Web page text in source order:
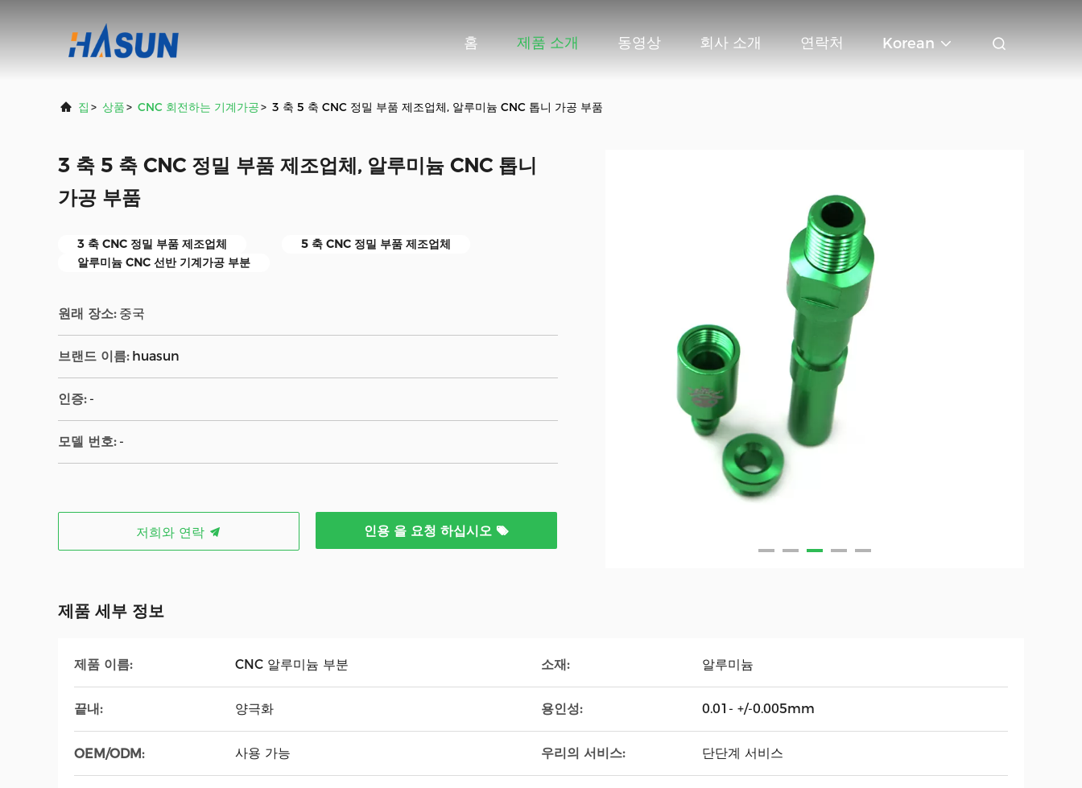
홈 제품 소개 동영상 회사 소개 연락처 Korean
집 > 상품> CNC 회전하는 기계가공> 3 축 5 축 CNC 정밀 부품 제조업체, 알루미늄 CNC 톱니 가공 부품
3 축 5 축 CNC 정밀 부품 제조업체, 알루미늄 CNC 톱니
가공 부품
3 축 CNC 정밀 부품 제조업체
5 축 CNC 정밀 부품 제조업체
알루미늄 CNC 선반 기계가공 부분
원래 장소: 중국
브랜드 이름: huasun
인증: -
모델 번호: -
저희와 연락 인용 을 요청 하십시오
제품 세부 정보
제품 이름: CNC 알루미늄 부분 소재: 알루미늄
끝내: 양극화 용인성: 0.01- +/-0.005mm
OEM/ODM: 사용 가능 우리의 서비스: 단단계 서비스